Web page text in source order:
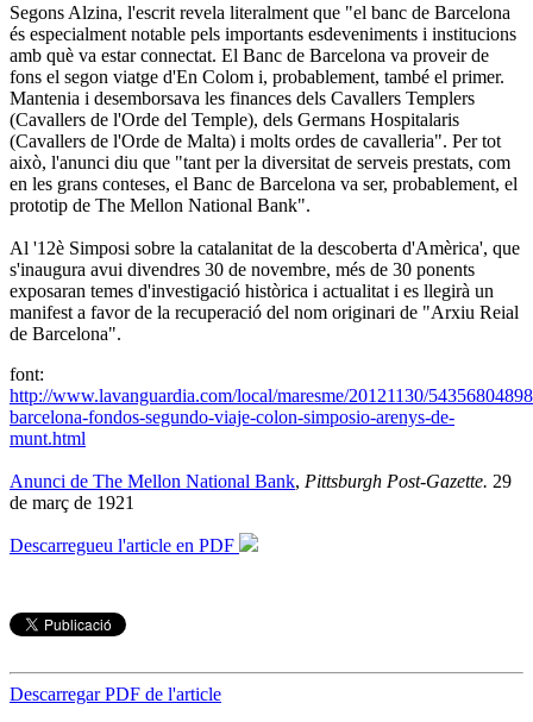
Segons Alzina, l'escrit revela literalment que "el banc de Barcelona
és especialment notable pels importants esdeveniments i institucions
amb què va estar connectat. El Banc de Barcelona va proveir de
fons el segon viatge d'En Colom i, probablement, també el primer.
Mantenia i desemborsava les finances dels Cavallers Templers
(Cavallers de l'Orde del Temple), dels Germans Hospitalaris
(Cavallers de l'Orde de Malta) i molts ordes de cavalleria". Per tot
això, l'anunci diu que "tant per la diversitat de serveis prestats, com
en les grans conteses, el Banc de Barcelona va ser, probablement, el
prototip de The Mellon National Bank".
Al '12è Simposi sobre la catalanitat de la descoberta d'Amèrica', que
s'inaugura avui divendres 30 de novembre, més de 30 ponents
exposaran temes d'investigació històrica i actualitat i es llegirà un
manifest a favor de la recuperació del nom originari de "Arxiu Reial
de Barcelona".
font:
http://www.lavanguardia.com/local/maresme/20121130/
barcelona-fondos-segundo-viaje-colon-simposio-arenys-de-
munt.html
Anunci de The Mellon National Bank, Pittsburgh Post-Gazette. 29
de març de 1921
Descarregueu l'article en PDF
Descarregar PDF de l'article